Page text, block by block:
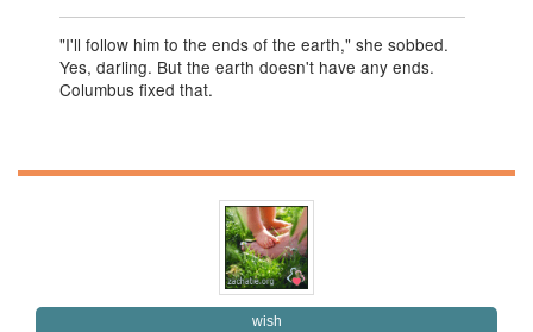
"I'll follow him to the ends of the earth," she sobbed.
Yes, darling. But the earth doesn't have any ends.
Columbus fixed that.
wish